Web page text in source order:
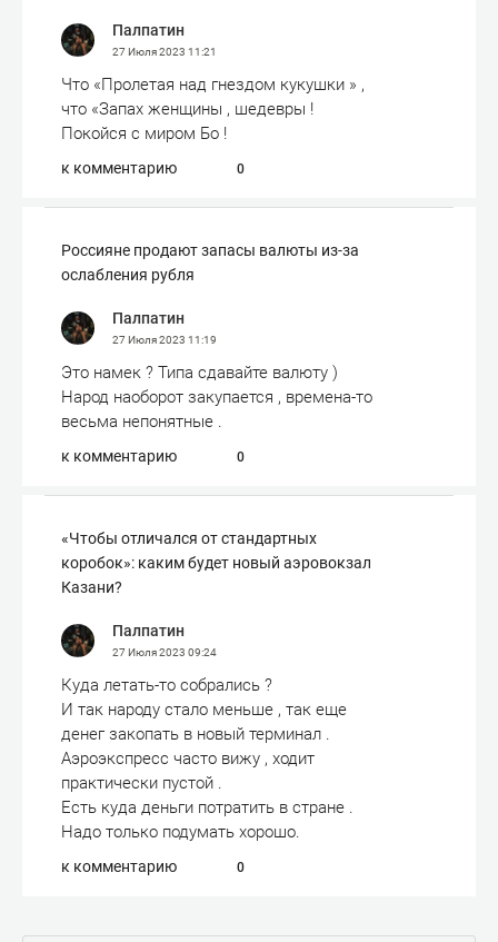
Палпатин
27 Июля 2023 11:21
Что «Пролетая над гнездом кукушки » ,
что «Запах женщины , шедевры !
Покойся с миром Бо !
к комментарию 0
Россияне продают запасы валюты из-за
ослабления рубля
Палпатин
27 Июля 2023 11:19
Это намек ? Типа сдавайте валюту )
Народ наоборот закупается , времена-то
весьма непонятные .
к комментарию 0
«Чтобы отличался от стандартных
коробок»: каким будет новый аэровокзал
Казани?
Палпатин
27 Июля 2023 09:24
Куда летать-то собрались ?
И так народу стало меньше , так еще
денег закопать в новый терминал .
Аэроэкспресс часто вижу , ходит
практически пустой .
Есть куда деньги потратить в стране .
Надо только подумать хорошо.
к комментарию 0